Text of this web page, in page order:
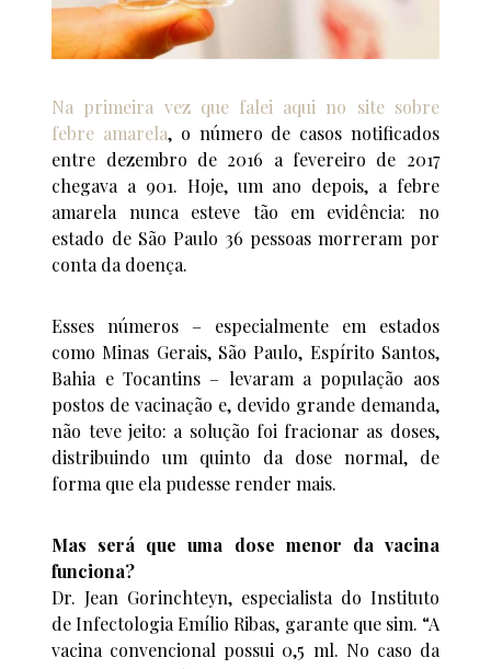
Na primeira vez que falei aqui no site sobre
febre amarela, o número de casos notificados
entre dezembro de 2016 a fevereiro de 2017
chegava a 901. Hoje, um ano depois, a febre
amarela nunca esteve tão em evidência: no
estado de São Paulo 36 pessoas morreram por
conta da doença.
Esses números – especialmente em estados
como Minas Gerais, São Paulo, Espírito Santos,
Bahia e Tocantins – levaram a população aos
postos de vacinação e, devido grande demanda,
não teve jeito: a solução foi fracionar as doses,
distribuindo um quinto da dose normal, de
forma que ela pudesse render mais.
Mas será que uma dose menor da vacina
funciona?
Dr. Jean Gorinchteyn, especialista do Instituto
de Infectologia Emílio Ribas, garante que sim. “A
vacina convencional possui 0,5 ml. No caso da